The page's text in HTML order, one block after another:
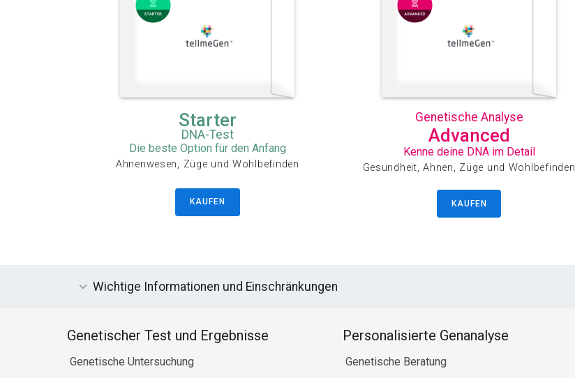
Starter
DNA-Test
Die beste Option für den Anfang
Ahnenwesen, Züge und Wohlbefinden
KAUFEN
Genetische Analyse
Advanced
Kenne deine DNA im Detail
Gesundheit, Ahnen, Züge und Wohlbefinden
KAUFEN
Wichtige Informationen und Einschränkungen
Genetischer Test und Ergebnisse
Genetische Untersuchung
Personalisierte Genanalyse
Genetische Beratung